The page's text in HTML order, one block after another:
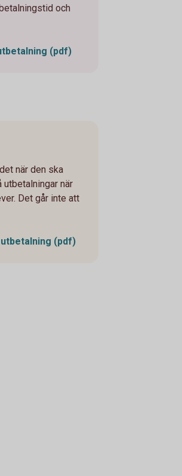
och
(pdf)
när den ska
utbetalningar när
Det går inte att
(pdf)